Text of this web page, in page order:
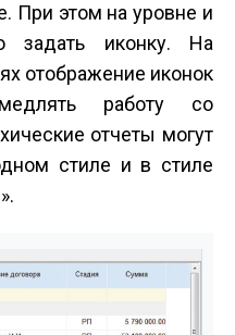
При этом на уровне и
задать иконку. На
отображение иконок
работу со
отчеты могут
стиле и в стиле